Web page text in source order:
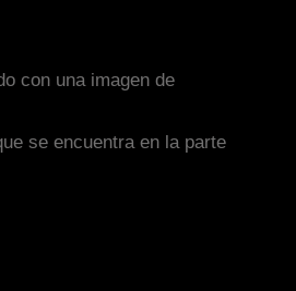
con una imagen de
se encuentra en la parte